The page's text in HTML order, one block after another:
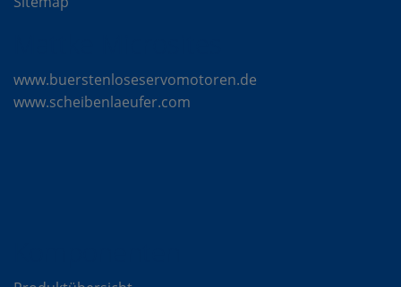
www.buerstenloseservomotoren.de
www.scheibenlaeufer.com